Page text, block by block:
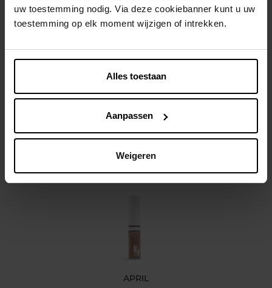
uw toestemming nodig. Via deze cookiebanner kunt u uw
toestemming op elk moment wijzigen of intrekken.
Alles toestaan
Aanpassen
Weigeren
Klantereview
Nog iets vergeten ?
APRIL